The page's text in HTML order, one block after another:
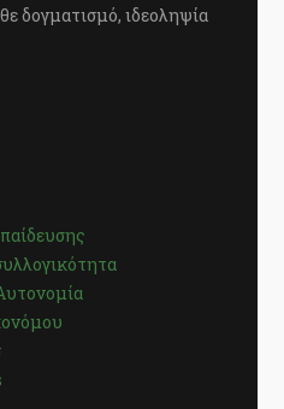
δογματισμό, ιδεοληψία